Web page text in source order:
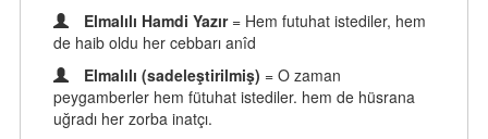
Elmalılı Hamdi Yazır = Hem futuhat istediler, hem
de haib oldu her cebbarı anîd
Elmalılı (sadeleştirilmiş) = O zaman
peygamberler hem fütuhat istediler. hem de hüsrana
uğradı her zorba inatçı.